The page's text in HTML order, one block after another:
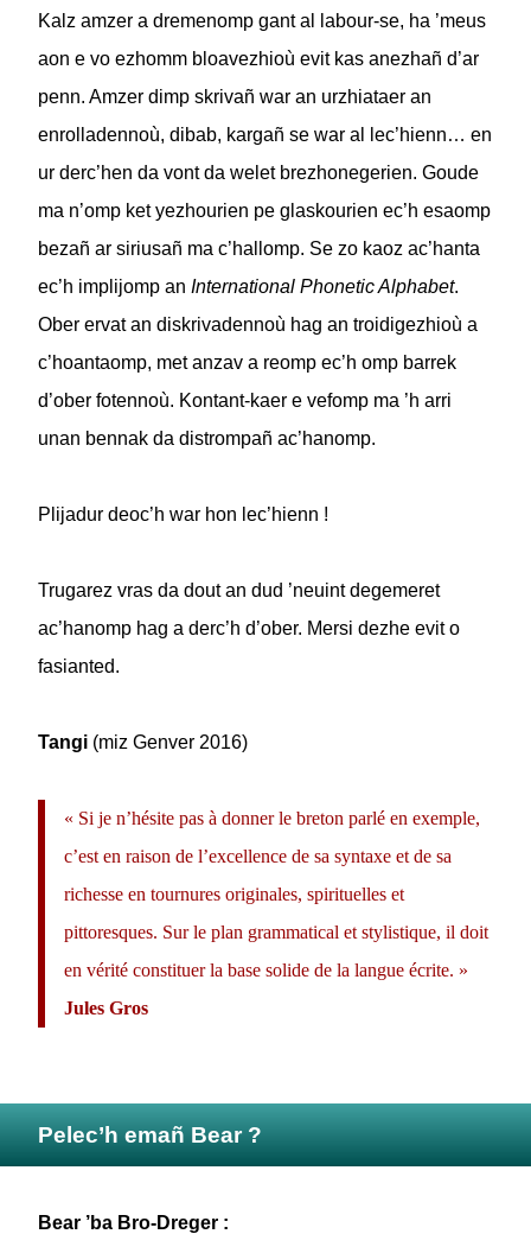
Kalz amzer a dremenomp gant al labour-se, ha ’meus
aon e vo ezhomm bloavezhioù evit kas anezhañ d’ar
penn. Amzer dimp skrivañ war an urzhiataer an
enrolladennoù, dibab, kargañ se war al lec’hienn… en
ur derc’hen da vont da welet brezhonegerien. Goude
ma n’omp ket yezhourien pe glaskourien ec’h esaomp
bezañ ar siriusañ ma c’hallomp. Se zo kaoz ac’hanta
ec’h implijomp an International Phonetic Alphabet.
Ober ervat an diskrivadennoù hag an troidigezhioù a
c’hoantaomp, met anzav a reomp ec’h omp barrek
d’ober fotennoù. Kontant-kaer e vefomp ma ’h arri
unan bennak da distrompañ ac’hanomp.
Plijadur deoc’h war hon lec’hienn !
Trugarez vras da dout an dud ’neuint degemeret
ac’hanomp hag a derc’h d’ober. Mersi dezhe evit o
fasianted.
Tangi (miz Genver 2016)
« Si je n’hésite pas à donner le breton parlé en exemple,
c’est en raison de l’excellence de sa syntaxe et de sa
richesse en tournures originales, spirituelles et
pittoresques. Sur le plan grammatical et stylistique, il doit
en vérité constituer la base solide de la langue écrite. »
Jules Gros
Pelec’h emañ Bear ?
Bear ’ba Bro-Dreger :